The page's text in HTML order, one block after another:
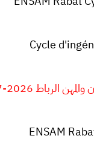
Cycle
2026-2027
ENSAM